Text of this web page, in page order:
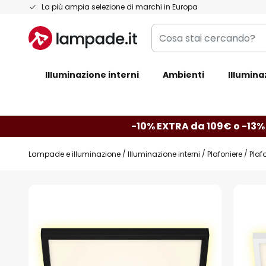
La più ampia selezione di marchi in Europa
Salta
contenuto
Cosa
stai
Illuminazione interni Ambienti
-10% EXTRA da 109€ o -
Lampade e illuminazione Illuminazione interni Plafoniere
della
galleria